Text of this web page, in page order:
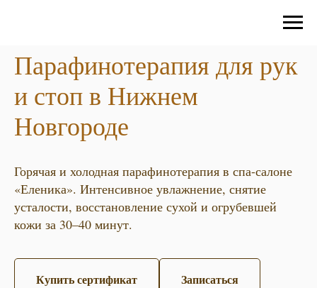
Парафинотерапия для рук
и стоп в Нижнем
Новгороде
Горячая и холодная парафинотерапия в спа-салоне
«Еленика». Интенсивное увлажнение, снятие
усталости, восстановление сухой и огрубевшей
кожи за 30–40 минут.
Купить сертификат Записаться